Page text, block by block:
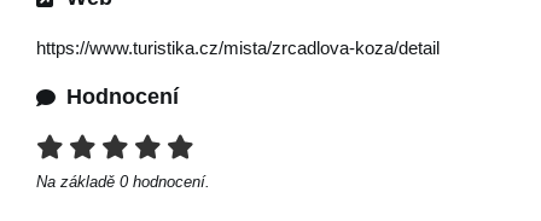
https://www.turistika.cz/mista/zrcadlova-koza/detail
Hodnocení
Na základě 0 hodnocení.